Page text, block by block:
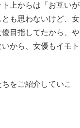
上からは「お互いが
も思わないけど、女
目指してたから、や
から、女優もイモト
をご紹介していこ